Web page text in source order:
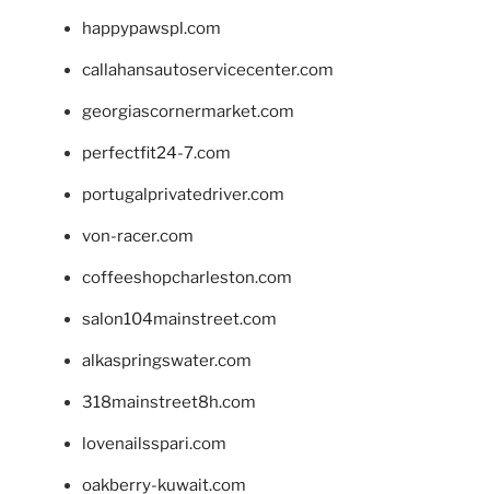
happypawspl.com
callahansautoservicecenter.com
georgiascornermarket.com
perfectfit24-7.com
portugalprivatedriver.com
von-racer.com
coffeeshopcharleston.com
salon104mainstreet.com
alkaspringswater.com
318mainstreet8h.com
lovenailsspari.com
oakberry-kuwait.com